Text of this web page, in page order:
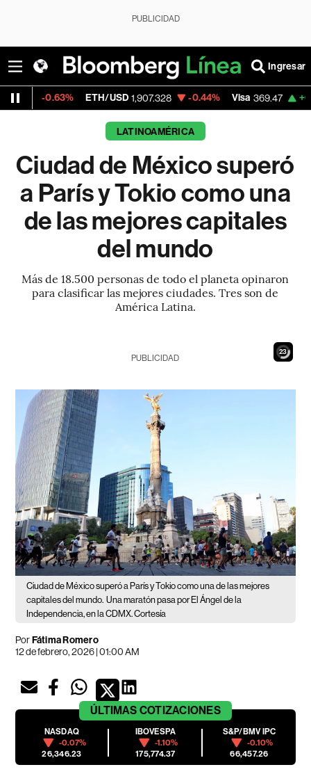
PUBLICIDAD
Ingresar
ETH/USD 1,907.328 -0.44% Visa 369.47 +0.25%
LATINOAMÉRICA
Ciudad de México superó
a París y Tokio como una
de las mejores capitales
del mundo
Más de 18.500 personas de todo el planeta opinaron
para clasificar las mejores ciudades. Tres son de
América Latina.
22
PUBLICIDAD
Ciudad de México superó a París y Tokio como una de las mejores
capitales del mundo. Una maratón pasa por El Ángel de la
Independencia, en la CDMX. Cortesía
PorFátima Romero
12 de febrero, 2026 | 01:00 AM
ÚLTIMAS COTIZACIONES
NASDAQ
-0.07%
26,346.23
IBOVESPA
-1.10%
175,774.37
S&P/BMV IPC
-0.10%
66,457.26